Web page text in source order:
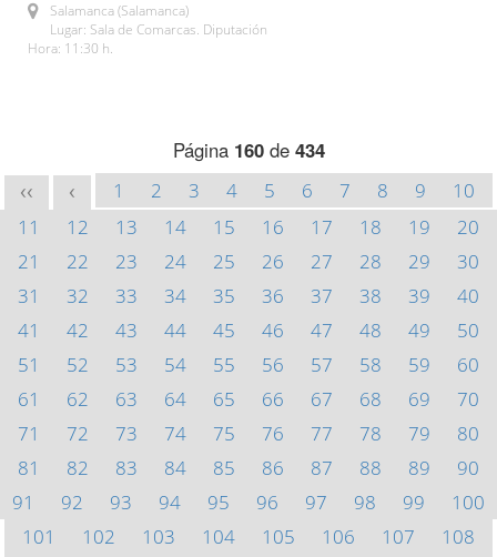
Salamanca (Salamanca)
Lugar: Sala de Comarcas. Diputación
Hora: 11:30 h.
Página 160de 434
<< < 1 2 3 4 5 6 7 8 9
10
11
12 13 14 15 16 17 18 19
20
21
22 23 24 25 26 27 28 29
30
31
32 33 34 35 36 37 38 39
40
41
42 43 44 45 46 47 48 49
50
51
52 53 54 55 56 57 58 59
60
61
62 63 64 65 66 67 68 69
70
71
72 73 74 75 76 77 78 79
80
81
82 83 84 85 86 87 88 89
90
91
92 93 94 95 96 97 98 99
100
101
102 103 104 105 106 107
108